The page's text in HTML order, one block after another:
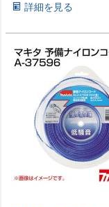
詳細を見る